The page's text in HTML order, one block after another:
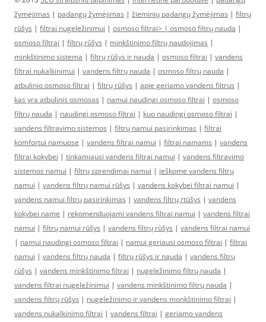
žymėjimas | padangų žymėjimas | žieminių padangų žymėjimas | filtrų
rūšys | filtrai nugeležinimui | osmoso filtrai> | osmoso filtrų nauda |
osmoso filtrai | filtrų rūšys | minkštinimo filtrų naudojimas |
minkštinimo sistema | filtrų rūšys ir nauda | osmoso filtrai | vandens
filtrai nukalkinimui | vandens filtrų nauda | osmoso filtrų nauda |
atbulinio osmoso filtrai | filtrų rūšys | apie geriamo vandens filtrus |
kas yra atbulinis osmosas | namui naudingi osmoso filtrai | osmoso
filtrų nauda | naudingi osmoso filtrai | kuo naudingi osmoso filtrai |
vandens filtravimo sistemos | filtrų namui pasirinkimas | filtrai
komfortui namuose | vandens filtrai namui | filtrai namams | vandens
filtrai kokybei | tinkamiausi vandens filtrai namui | vandens filtravimo
sistemos namui | filtrų sprendimai namui | ieškome vandens filtrų
namui | vandens filtrų namui rūšys | vandens kokybei filtrai namui |
vandens namui filtrų pasirinkimas | vandens filtrų rtūšys | vandens
kokybei name | rekomenduojami vandens filtrai namui | vandens filtrai
namui | filtrų namui rūšys | vandens filtrų rūšys | vandens filtrai namui
| namui naudingi osmoso filtrai | namui geriausi osmoso filtrai | filtrai
namui | vandens filtrų nauda | filtrų rūšys ir nauda | vandens filtrų
rūšys | vandens minkštinimo filtrai | nugeležinimo filtrų nauda |
vandens filtrai nugeležinimui | vandens minkštinimo filtrų nauda |
vandens filtrų rūšys | nugeležinimo ir vandens monkštinimo filtrai |
vandens nukalkinimo filtrai | vandens filtrai | geriamo vandens